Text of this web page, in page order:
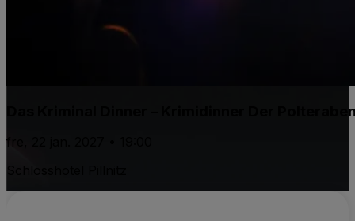
Das Kriminal Dinner – Krimidinner Der
fre, 22 jan. 2027 • 19:00